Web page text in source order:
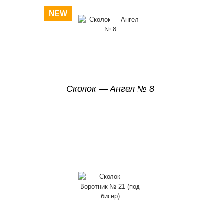
NEW
Сколок — Ангел № 8